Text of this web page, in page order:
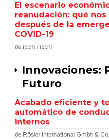
El escenario
reanudación: qué nos
después de la
COVID-19
de ipcm / ipcm
Innovaciones:
Futuro
Acabado eficiente y
automático de
internos
de Rösler International Gmbh &